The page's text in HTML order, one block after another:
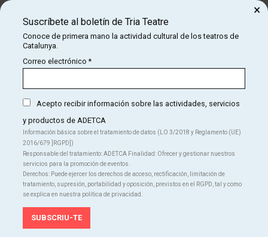
¡Suscríbete al boletín de Tria Teatre!
Conoce de primera mano la actividad cultural de los
Organiza:
Suscríbete al boletín de Tria Teatre
Conoce de primera mano la actividad cultural de los teatros de
Catalunya.
Correo electrónico*
Acepto recibir información sobre las actividades, servicios
y productos de ADETCA
Información básica sobre el tratamiento de datos (LO 3/2018 y Reglamento (UE)
2016/679 ]RGPD])
Responsable del tratamiento: ADETCA Finalidad: Ofrecer y gestionar nuestros
servicios para la promoción de eventos.
Derechos: Puede ejercer los derechos de acceso, rectificación, limitación de
tratamiento, supresión, portabilidad y oposición, previstos en el RGPD, tal y como
se explica en nuestra política de privacidad.
×